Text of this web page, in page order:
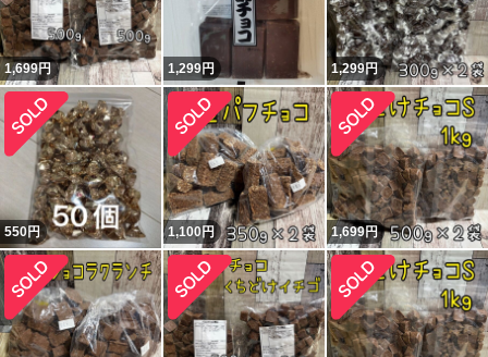
1,699円 1,299円 1,299円
550円 1,100円 1,699円